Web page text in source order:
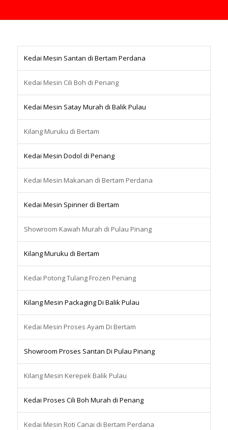
Kedai Mesin Santan di Bertam Perdana
Kedai Mesin Cili Boh di Penang
Kedai Mesin Satay Murah di Balik Pulau
Kilang Muruku di Bertam
Kedai Mesin Dodol di Penang
Kedai Mesin Makanan di Bertam Perdana
Kedai Mesin Spinner di Bertam
Showroom Kawah Murah di Pulau Pinang
Kilang Muruku di Bertam
Kedai Potong Tulang Frozen Penang
Kilang Mesin Packaging Di Balik Pulau
Kedai Mesin Proses Ayam Di Bertam
Showroom Proses Santan Di Pulau Pinang
Kilang Mesin Kerepek Balik Pulau
Kedai Proses Cili Boh Murah di Penang
Kedai Mesin Roti Canai di Bertam Perdana